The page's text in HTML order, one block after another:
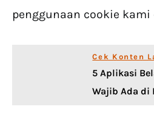
penggunaan cookie
Cek Konten
5 Aplikasi
Wajib Ada di